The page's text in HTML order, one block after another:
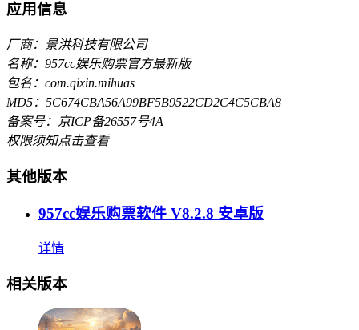
应用信息
厂商：景洪科技有限公司
名称：957cc娱乐购票官方最新版
包名：com.qixin.mihuas
MD5：5C674CBA56A99BF5B9522CD2C4C5CBA8
备案号：京ICP备26557号4A
权限须知点击查看
其他版本
957cc娱乐购票软件 V8.2.8 安卓版
详情
相关版本